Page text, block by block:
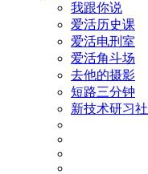
我跟你说
爱活历史课
爱活电刑室
爱活角斗场
去他的摄影
短路三分钟
新技术研习社